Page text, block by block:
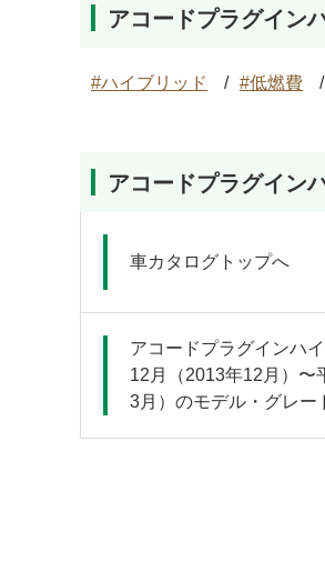
アコードプラグイン
ハイブリッド 低燃費
アコードプラグイン
車カタログトップへ
アコードプラグインハ
12月（2013年12月）〜
3月）のモデル・グレー